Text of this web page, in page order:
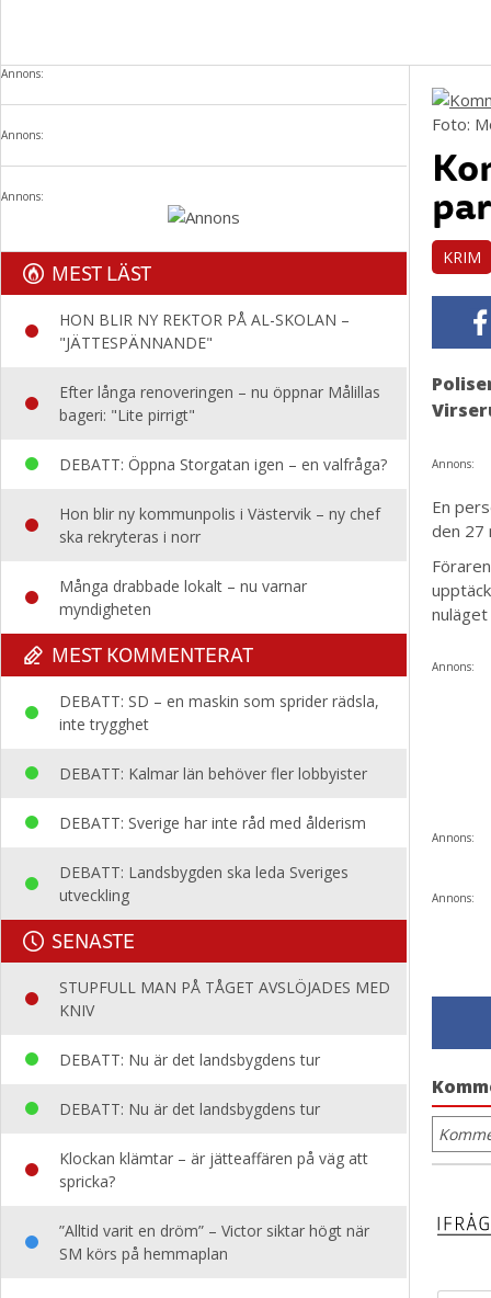
Annons:
Annons:
Annons:
MEST LÄST
HON BLIR NY REKTOR PÅ AL-SKOLAN –
"JÄTTESPÄNNANDE"
Efter långa renoveringen – nu öppnar Målillas
bageri: "Lite pirrigt"
DEBATT: Öppna Storgatan igen – en valfråga?
Hon blir ny kommunpolis i Västervik – ny chef
ska rekryteras i norr
Många drabbade lokalt – nu varnar
myndigheten
MEST KOMMENTERAT
DEBATT: SD – en maskin som sprider rädsla,
inte trygghet
DEBATT: Kalmar län behöver fler lobbyister
DEBATT: Sverige har inte råd med ålderism
DEBATT: Landsbygden ska leda Sveriges
utveckling
SENASTE
STUPFULL MAN PÅ TÅGET AVSLÖJADES MED
KNIV
DEBATT: Nu är det landsbygdens tur
DEBATT: Nu är det landsbygdens tur
Klockan klämtar – är jätteaffären på väg att
spricka?
”Alltid varit en dröm” – Victor siktar högt när
SM körs på hemmaplan
Foto:
KRIM
Annons:
En
den 27
Annons:
Annons:
Annons: